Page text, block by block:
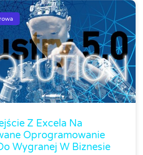
Z Excela Na
Oprogramowanie
Wygranej W Biznesie